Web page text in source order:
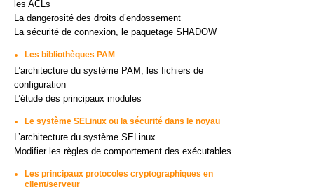
les ACLs
La dangerosité des droits d’endossement
La sécurité de connexion, le paquetage SHADOW
Les bibliothèques PAM
L’architecture du système PAM, les fichiers de
configuration
L’étude des principaux modules
Le système SELinux ou la sécurité dans le noyau
L’architecture du système SELinux
Modifier les règles de comportement des exécutables
Les principaux protocoles cryptographiques en
client/serveur